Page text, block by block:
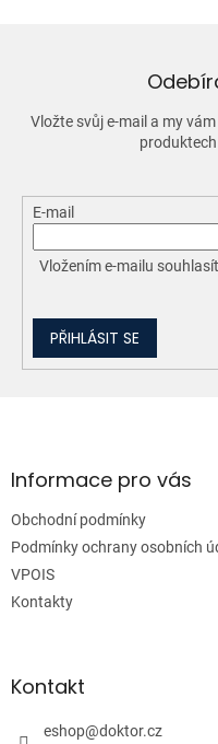
Vložte svůj e-mail a my
E-mail
Vložením e-mailu
PŘIHLÁSIT SE
aInformace pro vás
Obchodní podmínky
Podmínky ochrany osobních
VPOIS
Kontakty
Kontakt
eshop@doktor.cz